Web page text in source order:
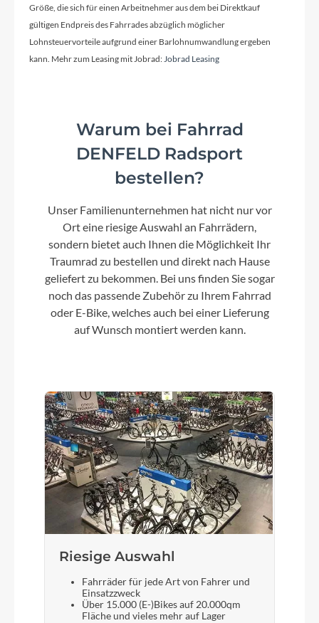
Größe, die sich für einen Arbeitnehmer aus dem bei Direktkauf
gültigen Endpreis des Fahrrades abzüglich möglicher
Lohnsteuervorteile aufgrund einer Barlohnumwandlung ergeben
kann. Mehr zum Leasing mit Jobrad:Jobrad Leasing
Warum bei Fahrrad
DENFELD Radsport
bestellen?
Unser Familienunternehmen hat nicht nur vor
Ort eine riesige Auswahl an Fahrrädern,
sondern bietet auch Ihnen die Möglichkeit Ihr
Traumrad zu bestellen und direkt nach Hause
geliefert zu bekommen. Bei uns finden Sie sogar
noch das passende Zubehör zu Ihrem Fahrrad
oder E-Bike, welches auch bei einer Lieferung
auf Wunsch montiert werden kann.
Riesige Auswahl
Fahrräder für jede Art von Fahrer und
Einsatzzweck
Über 15.000 (E-)Bikes auf 20.000qm
Fläche und vieles mehr auf Lager